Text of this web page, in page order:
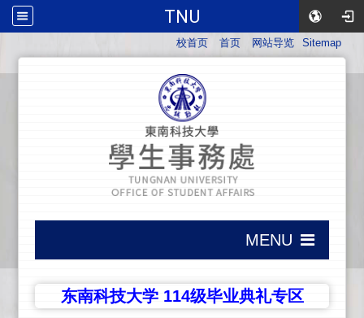
TNU
校首页 首页 网站导览 Sitemap
MENU
东南科技大学 114级毕业典礼专区